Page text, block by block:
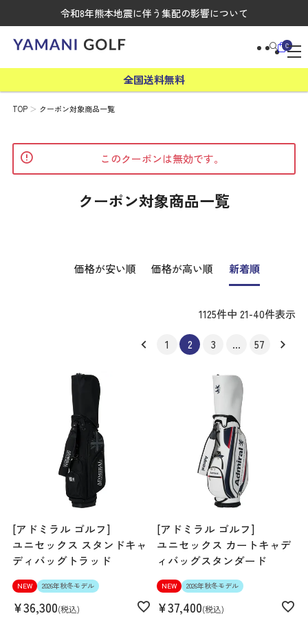
令和8年熊本地震に伴う集配の影響について
0
全国送料無料
TOP クーポン対象商品一覧
このクーポンは無効です。
クーポン対象商品一覧
価格が安い順 価格が高い順 新着順
1125件中 21-40件表示
1 2 3 … 57
[アドミラル ゴルフ]
ユニセックス スタンドキャ
ディバッグトラッド
NEW 2026年秋冬モデル
¥36,300 税込
[アドミラル ゴルフ]
ユニセックス カートキャデ
ィバッグスタンダード
NEW 2026年秋冬モデル
¥37,400 税込